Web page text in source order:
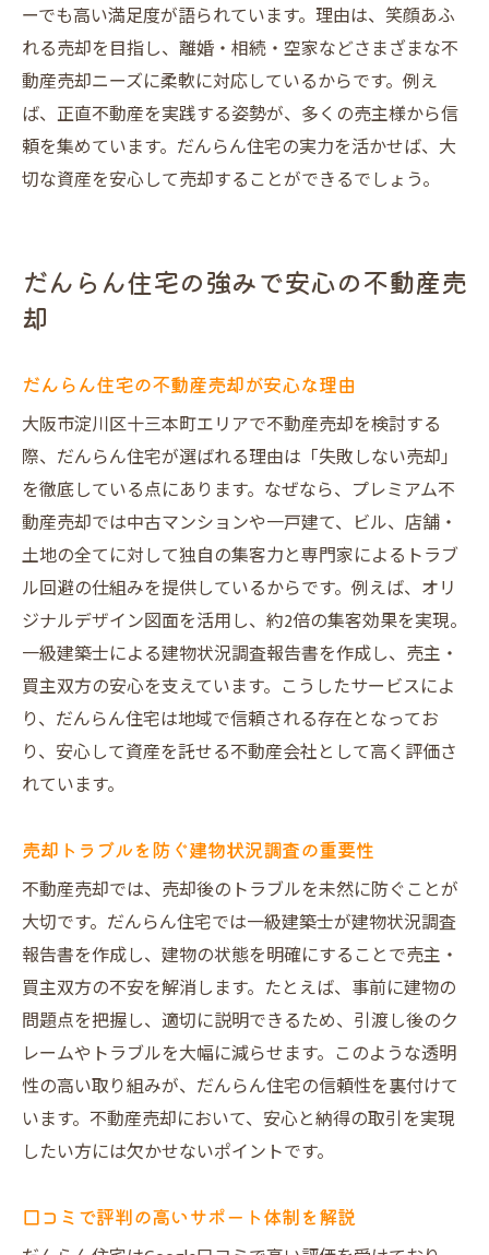
ーでも高い満足度が語られています。理由は、笑顔あふ
れる売却を目指し、離婚・相続・空家などさまざまな不
動産売却ニーズに柔軟に対応しているからです。例え
ば、正直不動産を実践する姿勢が、多くの売主様から信
頼を集めています。だんらん住宅の実力を活かせば、大
切な資産を安心して売却することができるでしょう。
だんらん住宅の強みで安心の不動産売
却
だんらん住宅の不動産売却が安心な理由
大阪市淀川区十三本町エリアで不動産売却を検討する
際、だんらん住宅が選ばれる理由は「失敗しない売却」
を徹底している点にあります。なぜなら、プレミアム不
動産売却では中古マンションや一戸建て、ビル、店舗・
土地の全てに対して独自の集客力と専門家によるトラブ
ル回避の仕組みを提供しているからです。例えば、オリ
ジナルデザイン図面を活用し、約2倍の集客効果を実現。
一級建築士による建物状況調査報告書を作成し、売主・
買主双方の安心を支えています。こうしたサービスによ
り、だんらん住宅は地域で信頼される存在となってお
り、安心して資産を託せる不動産会社として高く評価さ
れています。
売却トラブルを防ぐ建物状況調査の重要性
不動産売却では、売却後のトラブルを未然に防ぐことが
大切です。だんらん住宅では一級建築士が建物状況調査
報告書を作成し、建物の状態を明確にすることで売主・
買主双方の不安を解消します。たとえば、事前に建物の
問題点を把握し、適切に説明できるため、引渡し後のク
レームやトラブルを大幅に減らせます。このような透明
性の高い取り組みが、だんらん住宅の信頼性を裏付けて
います。不動産売却において、安心と納得の取引を実現
したい方には欠かせないポイントです。
口コミで評判の高いサポート体制を解説